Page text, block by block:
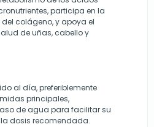
participa en la
colágeno, y apoya el
de uñas, cabello y
al día, preferiblemente
principales,
de agua para facilitar su
la dosis recomendada.